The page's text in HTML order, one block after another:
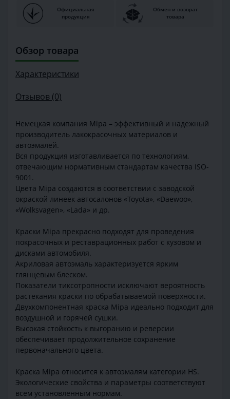
Официальная
продукция
Обмен и возврат
товара
Обзор товара
Характеристики
Отзывов (0)
Немецкая компания Mipa – эффективный и надежный
производитель лакокрасочных материалов и
автоэмалей.
Вся продукция изготавливается по технологиям,
отвечающим нормативным стандартам качества ISO-
9001.
Цвета Mipa создаются в соответствии с заводской
окраской линеек автосалонов «Toyota», «Daewoo»,
«Wolksvagen», «Lada» и др.
Краски Mipa прекрасно подходят для проведения
покрасочных и реставрационных работ с кузовом и
дисками автомобиля.
Акриловая автоэмаль характеризуется ярким
глянцевым блеском.
Показатели тиксотропности исключают вероятность
растекания краски по обрабатываемой поверхности.
Двухкомпонентная краска Mipa идеально подходит для
воздушной и горячей сушки.
Высокая стойкость к выгоранию и реверсии
обеспечивает продолжительное сохранение
первоначального цвета.
Краска Mipa относится к автоэмалям категории HS.
Экологические свойства и параметры соответствуют
всем установленным нормам.